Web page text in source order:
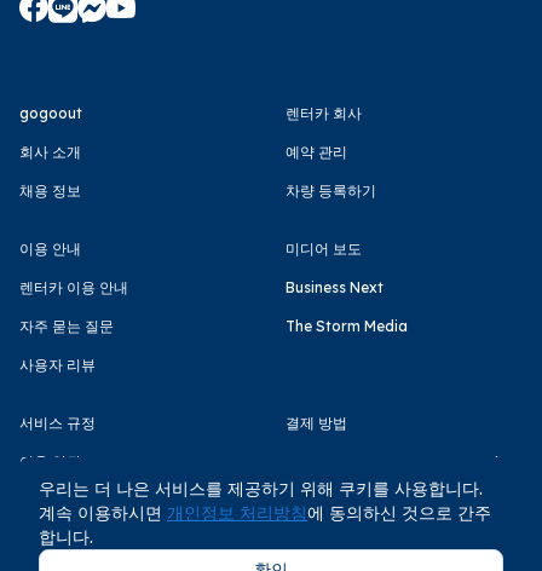
gogoout
회사 소개
채용 정보
렌터카 회사
예약 관리
차량 등록하기
이용 안내
렌터카 이용 안내
자주 묻는 질문
사용자 리뷰
미디어 보도
Business Next
The Storm Media
서비스 규정
이용 약관
개인정보 처리방침
결제 방법
우리는 더 나은 서비스를 제공하기 위해 쿠키를 사용합니다.
계속 이용하시면 개인정보 처리방침에 동의하신 것으로 간주
합니다.